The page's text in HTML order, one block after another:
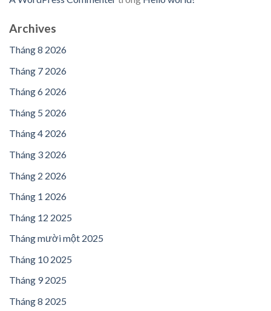
Archives
Tháng 8 2026
Tháng 7 2026
Tháng 6 2026
Tháng 5 2026
Tháng 4 2026
Tháng 3 2026
Tháng 2 2026
Tháng 1 2026
Tháng 12 2025
Tháng mười một 2025
Tháng 10 2025
Tháng 9 2025
Tháng 8 2025